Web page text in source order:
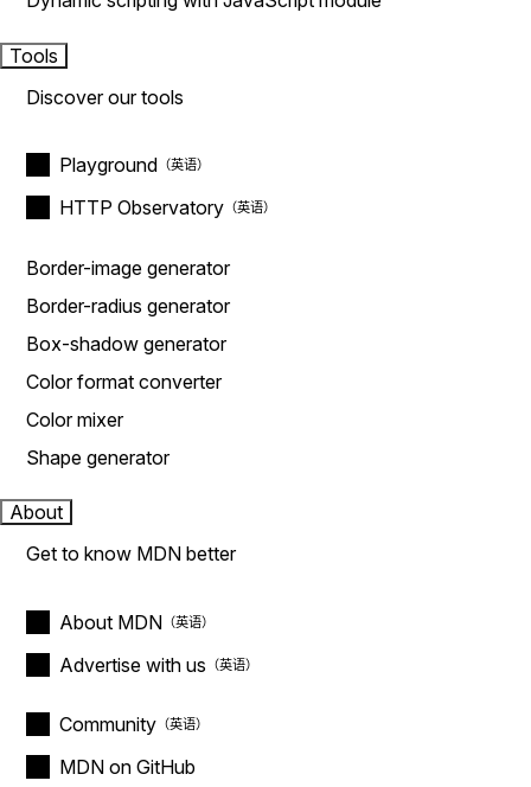
Tools
Discover our tools
Playground
HTTP Observatory
Border-image generator
Border-radius generator
Box-shadow generator
Color format converter
Color mixer
Shape generator
About
Get to know MDN better
About MDN
Advertise with us
Community
MDN on GitHub